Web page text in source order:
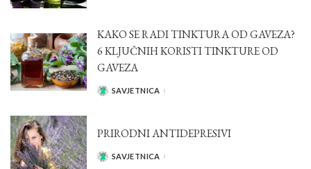
KAKO SE RADI TINKTURA OD GAVEZA?
6 KLJUČNIH KORISTI TINKTURE OD
GAVEZA
POSTED
SAVJETNICA
PRIRODNI ANTIDEPRESIVI
POSTED
SAVJETNICA